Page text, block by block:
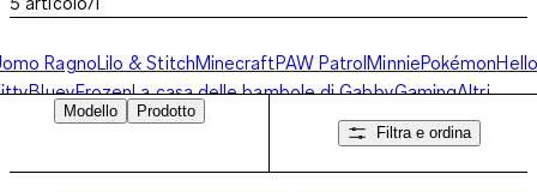
RagnoLilo & StitchMinecraftPAW PatrolMinniePokémonHello
BlueyFrozenLa casa delle bambole di GabbyGamingAltri
Principesse Disney
Modello
Prodotto
Filtra e ordina